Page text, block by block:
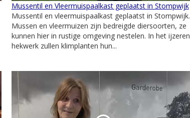
Mussentil en Vleermuispaalkast geplaatst in Stompwijk
Mussentil en vleermuispaalkast geplaatst in Stompwijk.
Mussen en vleermuizen zijn bedreigde diersoorten, ze
kunnen hier in rustige omgeving nestelen. In het ijzeren
hekwerk zullen klimplanten hun...